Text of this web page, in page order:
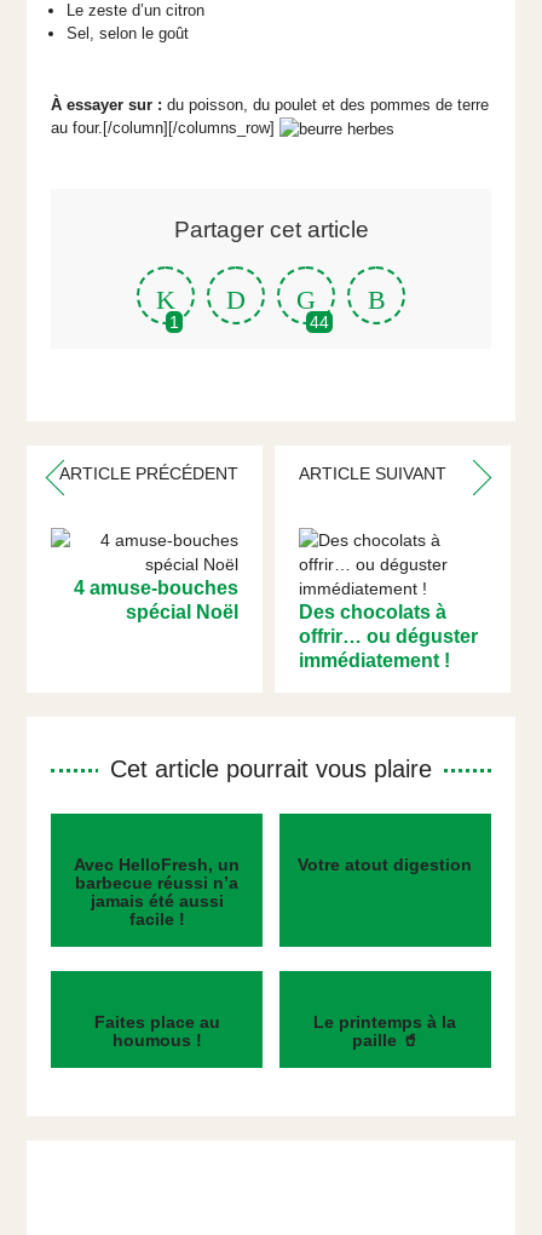
Le zeste d’un citron
Sel, selon le goût
À essayer sur : du poisson, du poulet et des pommes de terre
au four.[/column][/columns_row]
Partager cet article
1 44
ARTICLE PRÉCÉDENT
4 amuse-bouches
spécial Noël
ARTICLE SUIVANT
Des chocolats à
offrir… ou déguster
immédiatement !
Cet article pourrait vous plaire
Avec HelloFresh, un
barbecue réussi n’a
jamais été aussi
facile !
Votre atout digestion
Faites place au
houmous !
Le printemps à la
paille 🥤